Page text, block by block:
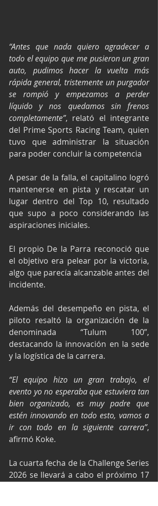
“Antes que nada quiero agradecer a
todo el equipo que me pusieron un gran
auto, pudimos hacer la vuelta más
rápida general, tristemente un purgador
se rompió y empezamos a perder
líquido y nos quedamos sin frenos
completamente”, relató el integrante
del Prime Sports Racing Team, quien
tuvo que administrar la situación
para poder concluir la competencia
A pesar de la falla, el capitalino logró
mantenerse en pista y rescatar un
lugar dentro del Top 10, resultado
que supo a poco considerando las
aspiraciones iniciales.
El propio De la Parra reconoció que
el objetivo era pelear por la victoria,
algo que parecía alcanzable antes del
incidente.
Además del desempeño en pista, el
piloto resaltó la organización de la
denominada “Tulum 100”,
destacando la innovación en la sede
y la logística de la carrera.
“El equipo hizo un gran trabajo, el
evento yo no esperaba que estuviera tan
bien organizado, es muy padre que
estén innovando en todo esto, vamos a
ir con todo en la siguiente carrera”,
afirmó Koke.
La cuarta fecha de la Challenge Series
2026 se llevará a cabo el próximo 17